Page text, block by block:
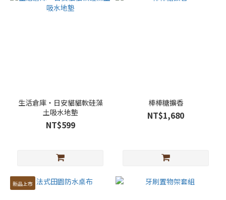
生活倉庫・日安貓貓軟硅藻
土吸水地墊
NT$599
棒棒糖擴香
NT$1,680
新品上市